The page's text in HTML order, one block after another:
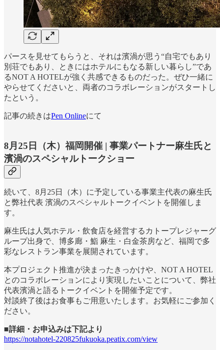
パースを見せてもらうと、それは濱渦が思う“自宅でもあり
別荘でもあり、ときにはホテルにもなる新しい暮らし”であ
るNOT A HOTELが強く共感できるものだった。ぜひ一緒に
やらせてくださいと、両者のコラボレーションがスタートし
たという。
記事の続きはPen Onlineにて
8月25日（木）福岡開催 | 事業パートナー麻生氏と
濱渦のスペシャルトークショー
続いて、8月25日（木）に予定している事業主代表の麻生氏
と弊社代表 濱渦のスペシャルトークイベントを開催しま
す。
麻生氏は人気ホテル・飲食店を経営するカトープレジャーグ
ループ出身で、博多廊・鮨 麻生・白金茶房など、福岡で多
彩なレストラン事業を展開されています。
本プロジェクト推進が決まったきっかけや、NOT A HOTEL
とのコラボレーションにより実現したいことについて、弊社
代表濱渦と語るトークイベントを開催予定です。
対談終了後はお食事もご用意いたします。お気軽にご参加く
ださい。
■詳細・お申込みは下記より
https://notahotel-220825fukuoka.peatix.com/view